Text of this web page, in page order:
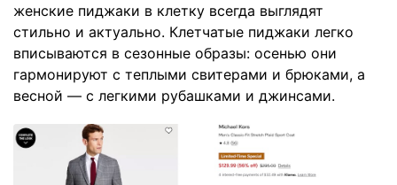
женские пиджаки в клетку всегда выглядят
стильно и актуально. Клетчатые пиджаки легко
вписываются в сезонные образы: осенью они
гармонируют с теплыми свитерами и брюками, а
весной — с легкими рубашками и джинсами.